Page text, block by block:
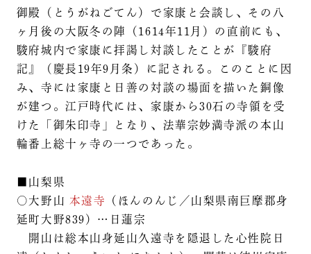
御殿（とうがねごてん）で家康と会談し、その八
ヶ月後の大阪冬の陣（1614年11月）の直前にも、
駿府城内で家康に拝謁し対談したことが『駿府
記』（慶長19年9月条）に記される。このことに因
み、寺には家康と日善の対談の場面を描いた銅像
が建つ。江戸時代には、家康から30石の寺領を受
けた「御朱印寺」となり、法華宗妙満寺派の本山
輪番上総十ヶ寺の一つであった。
■山梨県
○大野山 本遠寺
（ほんのんじ／山梨県南巨摩郡身
延町大野839）…日蓮宗
開山は総本山身延山久遠寺を隠退した心性院日